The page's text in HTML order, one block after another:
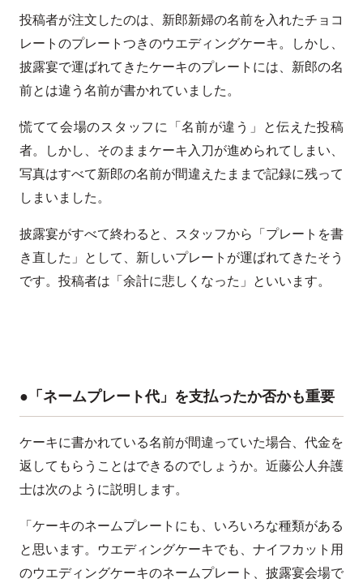
投稿者が注文したのは、新郎新婦の名前を入れたチョコ
レートのプレートつきのウエディングケーキ。しかし、
披露宴で運ばれてきたケーキのプレートには、新郎の名
前とは違う名前が書かれていました。
慌てて会場のスタッフに「名前が違う」と伝えた投稿
者。しかし、そのままケーキ入刀が進められてしまい、
写真はすべて新郎の名前が間違えたままで記録に残って
しまいました。
披露宴がすべて終わると、スタッフから「プレートを書
き直した」として、新しいプレートが運ばれてきたそう
です。投稿者は「余計に悲しくなった」といいます。
●「ネームプレート代」を支払ったか否かも重要
ケーキに書かれている名前が間違っていた場合、代金を
返してもらうことはできるのでしょうか。近藤公人弁護
士は次のように説明します。
「ケーキのネームプレートにも、いろいろな種類がある
と思います。ウエディングケーキでも、ナイフカット用
のウエディングケーキのネームプレート、披露宴会場で